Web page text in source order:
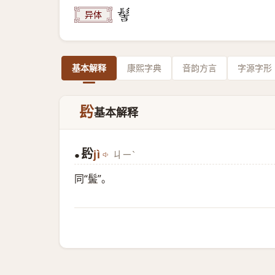
异体
基本解释 康熙字典 音韵方言 字源字形
䦇基本解释
● 䦇jì ㄐㄧˋ
同“髻”。